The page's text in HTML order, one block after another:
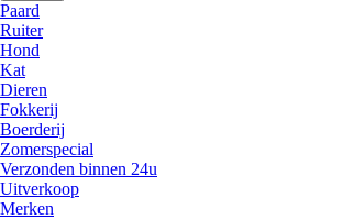
Paard
Ruiter
Hond
Kat
Dieren
Fokkerij
Boerderij
Zomerspecial
Verzonden binnen 24u
Uitverkoop
Merken